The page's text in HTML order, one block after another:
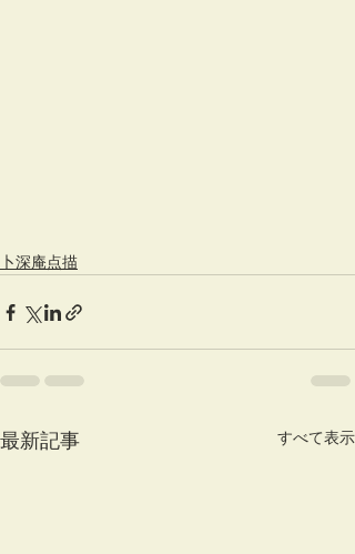
卜深庵点描
最新記事 すべて表示